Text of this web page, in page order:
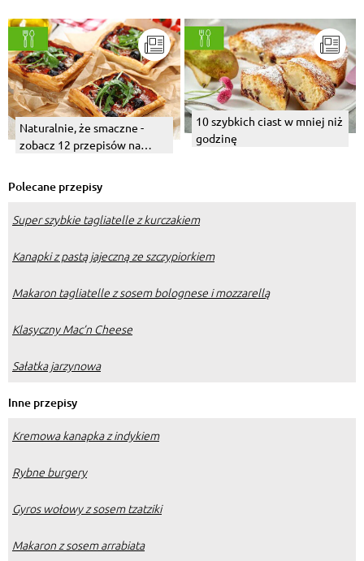
Naturalnie, że smaczne -
zobacz 12 przepisów na
10 szybkich ciast w mniej niż
godzinę
Polecane przepisy
Super szybkie tagliatelle z kurczakiem
Kanapki z pastą jajeczną ze szczypiorkiem
Makaron tagliatelle z sosem bolognese i mozzarellą
Klasyczny Mac’n Cheese
Sałatka jarzynowa
Inne przepisy
Kremowa kanapka z indykiem
Rybne burgery
Gyros wołowy z sosem tzatziki
Makaron z sosem arrabiata